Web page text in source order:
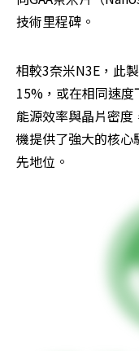
技術里程碑。
相較3奈米N3E，此
15%，或在相同速
能源效率與晶片密
機提供了強大的核
先地位。